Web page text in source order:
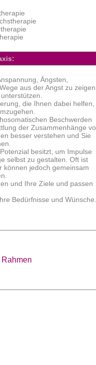
Ängsten,
aus der Angst zu zeigen
die Ihnen dabei helfen,
Beschwerden
der Zusammenhänge
besser verstehen und Sie
besitzt, um Impulse
selbst zu gestalten. Oft ist
können jedoch gemeinsam
und Ihre Ziele und passen
Bedürfnisse und Wünsche.